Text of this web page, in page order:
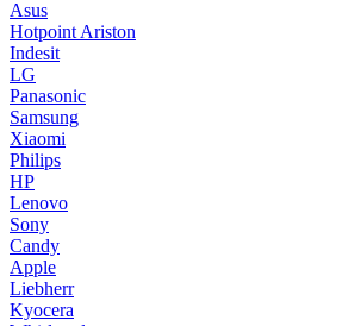
Asus
Hotpoint Ariston
Indesit
LG
Panasonic
Samsung
Xiaomi
Philips
HP
Lenovo
Sony
Candy
Apple
Liebherr
Kyocera